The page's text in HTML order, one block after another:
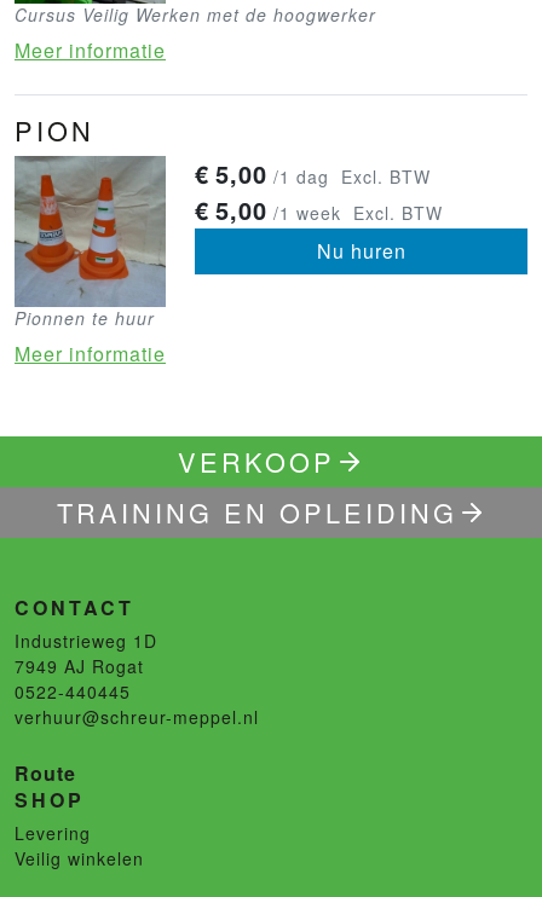
Cursus Veilig Werken met de hoogwerker
Meer informatie
PION
€ 5,00 /1 dag Excl. BTW
€ 5,00 /1 week Excl. BTW
Nu huren
Pionnen te huur
Meer informatie
VERKOOP
TRAINING EN OPLEIDING
CONTACT
Industrieweg 1D
7949 AJ Rogat
0522-440445
verhuur@schreur-meppel.nl
Route
SHOP
Levering
Veilig winkelen